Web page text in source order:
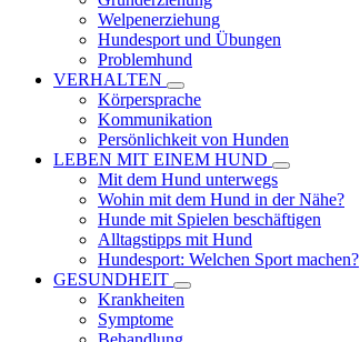
Welpenerziehung
Hundesport und Übungen
Problemhund
VERHALTEN
Körpersprache
Kommunikation
Persönlichkeit von Hunden
LEBEN MIT EINEM HUND
Mit dem Hund unterwegs
Wohin mit dem Hund in der Nähe?
Hunde mit Spielen beschäftigen
Alltagstipps mit Hund
Hundesport: Welchen Sport machen?
GESUNDHEIT
Krankheiten
Symptome